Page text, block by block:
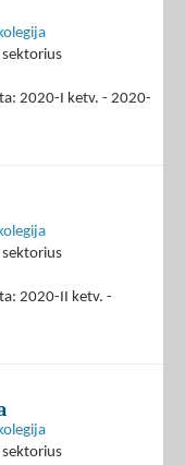
2020-I ketv. - 2020-
2020-II ketv. -